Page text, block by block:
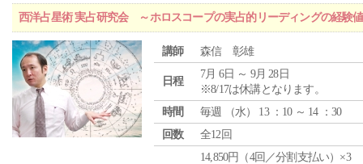
西洋占星術 実占研究会 ～ホロスコープの実占的リーディングの経験
講師 森信 彰雄
日程
7月 6日 ～ 9月 28日
※8/17は休講となります。
時間
毎週 （水） 13 ：10 ～ 14 ：30
回数
全12回
14,850円（4回／分割支払い）×3